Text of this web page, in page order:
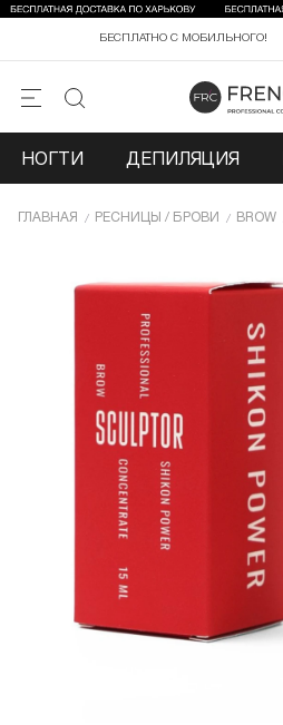
БЕСПЛАТНО С МОБИЛЬНОГО!
НОГТИ ДЕПИЛЯЦИЯ
ГЛАВНАЯ РЕСНИЦЫ / БРОВИ BROW